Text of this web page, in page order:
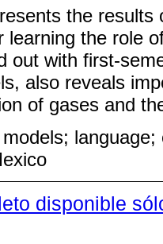
the
learning the role
out with first-
also reveals
of gases and
models;
disponible